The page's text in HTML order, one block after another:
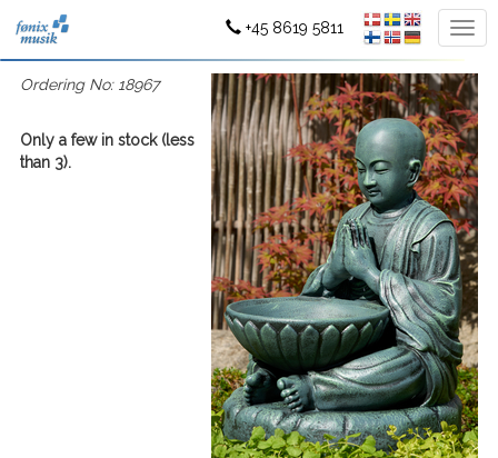
+45 8619 5811
Ordering No: 18967
Only a few in stock (less
than 3).